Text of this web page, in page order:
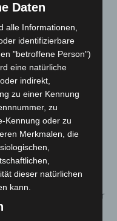
3
Freitag, 10-12 und
16 Uhr, Mittelstraße
13-16 Uhr, Hinter der
Daten
alle Informationen,
identifizierbare
"betroffene Person")
eine natürliche
indirekt,
zu einer Kennung
zu
Kennung oder zu
Merkmalen, die
dieser natürlichen
kann.